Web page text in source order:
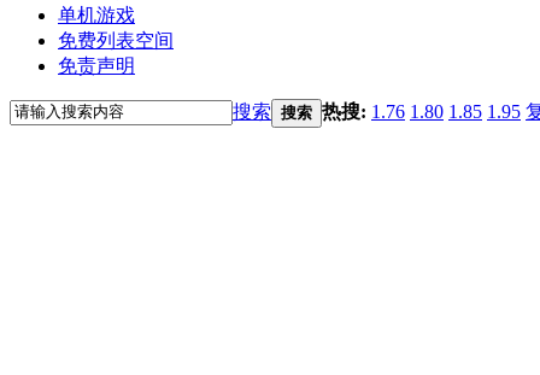
单机游戏
免费列表空间
免责声明
搜索 搜索 热搜: 1.76 1.80 1.85 1.95